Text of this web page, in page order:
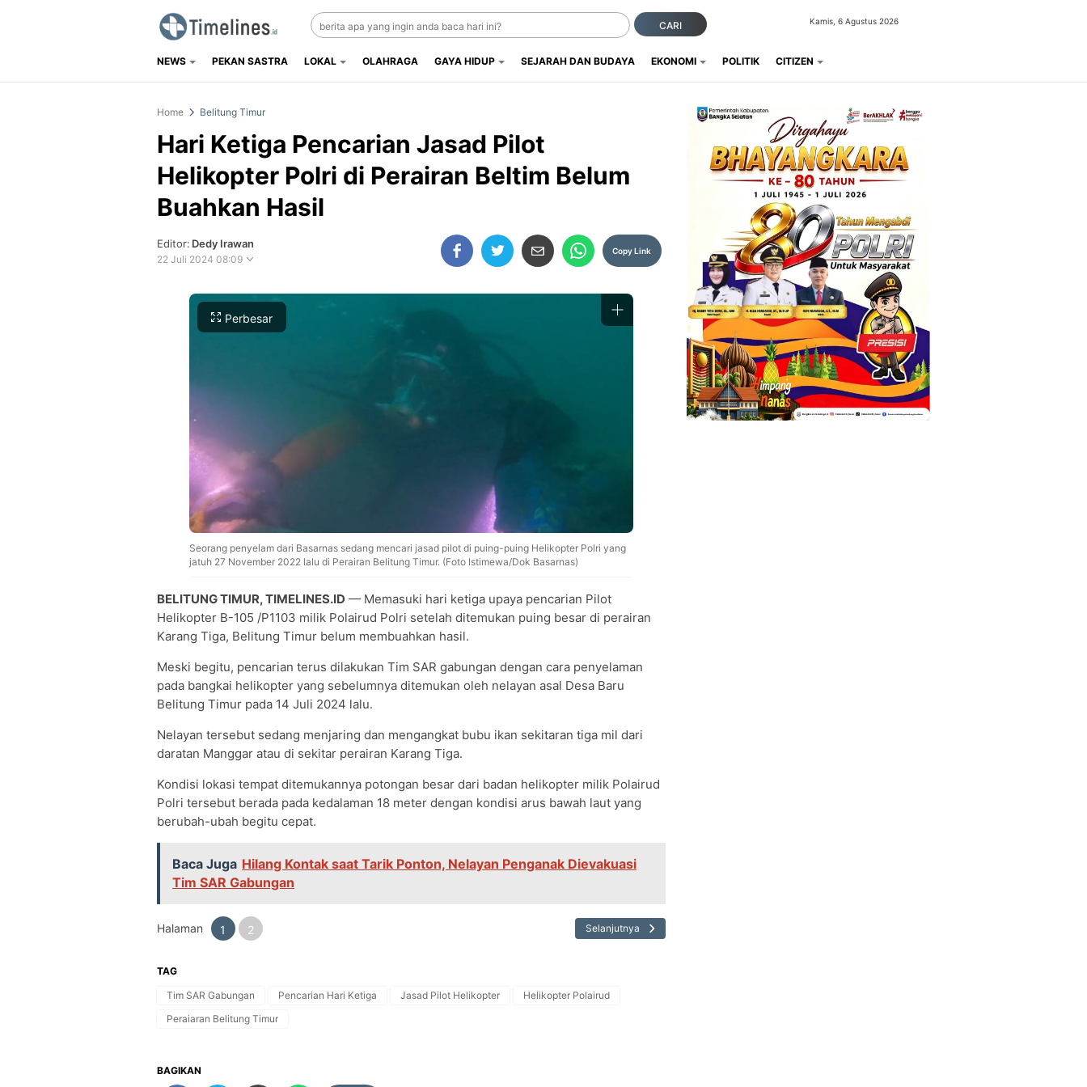
Timelines.id
Media Literasi, Sejarah & Budaya
CARI Kamis, 6 Agustus 2026
NEWS PEKAN SASTRA LOKAL OLAHRAGA GAYA HIDUP SEJARAH DAN BUDAYA EKONOMI POLITIK CITIZEN
Home Belitung Timur
Hari Ketiga Pencarian Jasad Pilot
Helikopter Polri di Perairan Beltim Belum
Buahkan Hasil
Editor: Dedy Irawan
22 Juli 2024 08:09
Copy Link
Perbesar
Seorang penyelam dari Basarnas sedang mencari jasad pilot di puing-puing Helikopter Polri yang
jatuh 27 November 2022 lalu di Perairan Belitung Timur. (Foto Istimewa/Dok Basarnas)
BELITUNG TIMUR, TIMELINES.ID — Memasuki hari ketiga upaya pencarian Pilot
Helikopter B-105 /P1103 milik Polairud Polri setelah ditemukan puing besar di perairan
Karang Tiga, Belitung Timur belum membuahkan hasil.
Meski begitu, pencarian terus dilakukan Tim SAR gabungan dengan cara penyelaman
pada bangkai helikopter yang sebelumnya ditemukan oleh nelayan asal Desa Baru
Belitung Timur pada 14 Juli 2024 lalu.
Nelayan tersebut sedang menjaring dan mengangkat bubu ikan sekitaran tiga mil dari
daratan Manggar atau di sekitar perairan Karang Tiga.
Kondisi lokasi tempat ditemukannya potongan besar dari badan helikopter milik Polairud
Polri tersebut berada pada kedalaman 18 meter dengan kondisi arus bawah laut yang
berubah-ubah begitu cepat.
Baca Juga Hilang Kontak saat Tarik Ponton, Nelayan Penganak Dievakuasi
Tim SAR Gabungan
Halaman 1 2 Selanjutnya
TAG
Tim SAR Gabungan
Pencarian Hari Ketiga Jasad Pilot Helikopter
Helikopter Polairud
Peraiaran Belitung Timur
BAGIKAN